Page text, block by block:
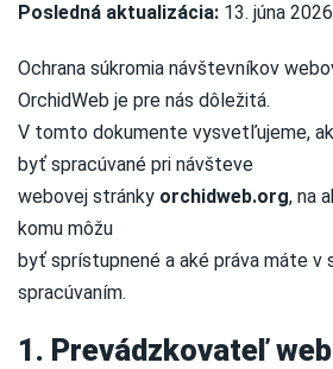
Posledná aktualizácia: 13. júna 2026
Ochrana súkromia návštevníkov
OrchidWeb je pre nás dôležitá.
V tomto dokumente vysvetľujeme,
byť spracúvané pri návšteve
webovej stránky orchidweb.org, na
komu môžu
byť sprístupnené a aké práva máte v
spracúvaním.
1. Prevádzkovateľ